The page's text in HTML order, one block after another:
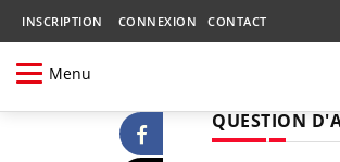
INSCRIPTION CONNEXION CONTACT
Menu
QUESTION